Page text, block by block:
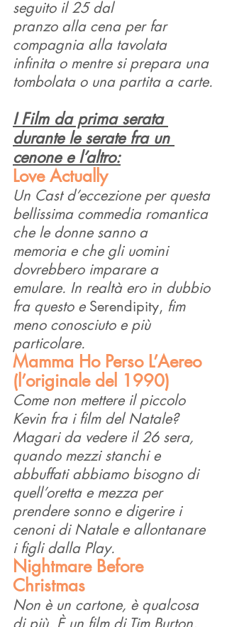
seguito il 25 dal
pranzo alla cena per far
compagnia alla tavolata
infinita o mentre si prepara una
tombolata o una partita a carte.
I Film da prima serata
durante le serate fra un
cenone e l’altro:
Love Actually
Un Cast d’eccezione per questa
bellissima commedia romantica
che le donne sanno a
memoria e che gli uomini
dovrebbero imparare a
emulare. In realtà ero in dubbio
fra questo e Serendipity, fim
meno conosciuto e più
particolare.
Mamma Ho Perso L’Aereo
(l’originale del 1990)
Come non mettere il piccolo
Kevin fra i film del Natale?
Magari da vedere il 26 sera,
quando mezzi stanchi e
abbuffati abbiamo bisogno di
quell’oretta e mezza per
prendere sonno e digerire i
cenoni di Natale e allontanare
i figli dalla Play.
Nightmare Before
Christmas
Non è un cartone, è qualcosa
di più. È un film di Tim Burton,